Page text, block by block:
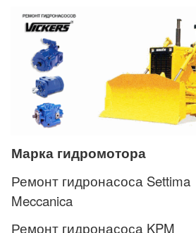
Марка гидромотора
Ремонт гидронасоса Settima
Meccanica
Ремонт гидронасоса KPM